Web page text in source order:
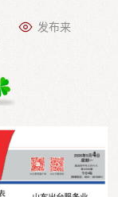
发布来